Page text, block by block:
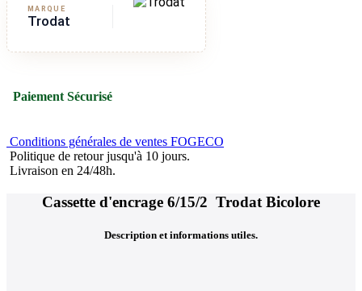
MARQUE
Trodat
Paiement Sécurisé
Conditions générales de ventes FOGECO
Politique de retour jusqu'à 10 jours.
Livraison en 24/48h.
Cassette d'encrage 6/15/2 Trodat Bicolore
Description et informations utiles.